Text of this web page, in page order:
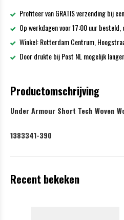
Profiteer van GRATIS verzending bij
Op werkdagen voor 17:00 uur
Winkel: Rotterdam Centrum,
Door drukte bij Post NL mogelijk
Productomschrijving
Under Armour Short Tech Woven
1383341-390
Recent bekeken